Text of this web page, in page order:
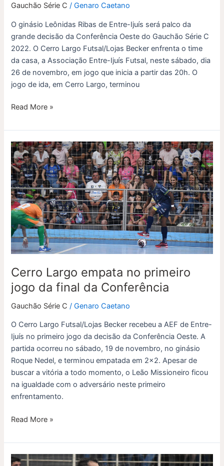
Gauchão Série C /Genaro Caetano
O ginásio Leônidas Ribas de Entre-Ijuís será palco da
grande decisão da Conferência Oeste do Gauchão Série C
2022. O Cerro Largo Futsal/Lojas Becker enfrenta o time
da casa, a Associação Entre-Ijuís Futsal, neste sábado, dia
26 de novembro, em jogo que inicia a partir das 20h. O
jogo de ida, em Cerro Largo, terminou
Read More »
Cerro Largo empata no primeiro
jogo da final da Conferência
Gauchão Série C /Genaro Caetano
O Cerro Largo Futsal/Lojas Becker recebeu a AEF de Entre-
Ijuís no primeiro jogo da decisão da Conferência Oeste. A
partida ocorreu no sábado, 19 de novembro, no ginásio
Roque Nedel, e terminou empatada em 2×2. Apesar de
buscar a vitória a todo momento, o Leão Missioneiro ficou
na igualdade com o adversário neste primeiro
enfrentamento.
Cerro
Largo
empata
no
primeiro
jogo
da
final
da
Conferência
Read More »
Decisão